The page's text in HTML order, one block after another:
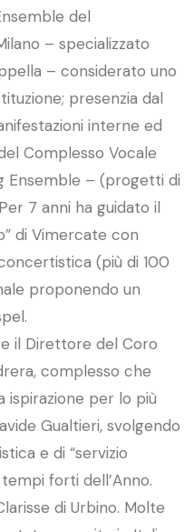
del
– specializzato
– considerato uno
presenzia dal
interne ed
Complesso Vocale
Ensemble – (progetti di
7 anni ha guidato il
di Vimercate con
(più di 100
proponendo un
e il Direttore del Coro
complesso che
ispirazione per lo più
Gualtieri, svolgendo
e di “servizio
forti dell’Anno.
di Urbino. Molte